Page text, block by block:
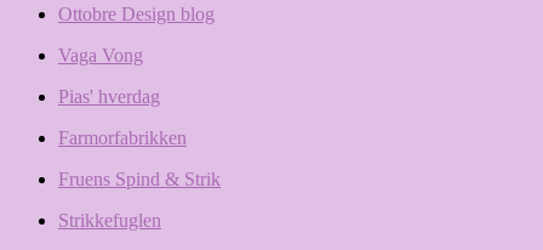
Ottobre Design blog
Vaga Vong
Pias' hverdag
Farmorfabrikken
Fruens Spind & Strik
Strikkefuglen